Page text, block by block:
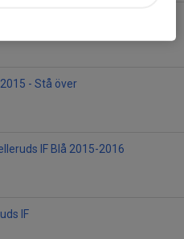
- Stå över
IF Blå 2015-2016
IF